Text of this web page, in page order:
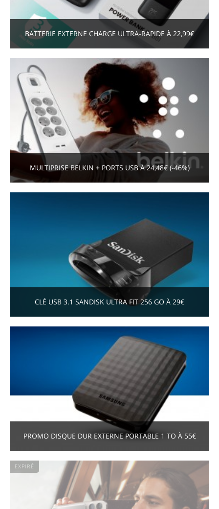
BATTERIE EXTERNE CHARGE ULTRA-RAPIDE À 22,99€
MULTIPRISE BELKIN + PORTS USB À 24,48€ (-46%)
CLÉ USB 3.1 SANDISK ULTRA FIT 256 GO À 29€
PROMO DISQUE DUR EXTERNE PORTABLE 1 TO À 55€
EXPIRÉ